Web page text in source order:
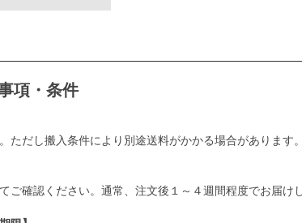
項・条件
ただし搬入条件により別途送料がかかる場合があります
ご確認ください。通常、注文後１～４週間程度でお届け